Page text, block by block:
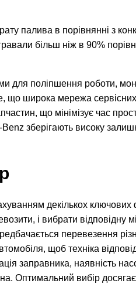
палива в порівнянні з
більш ніж в 90%
для поліпшення роботи,
що широка мережа
що мінімізує час
зберігають високу
декількох
і вибрати відповідну
перевезення
щоб техніка
заправника, наявність
Оптимальний вибір